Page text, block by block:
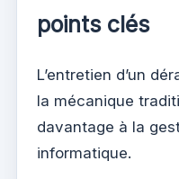
points clés
L’entretien d’un
la mécanique
davantage à la
informatique.